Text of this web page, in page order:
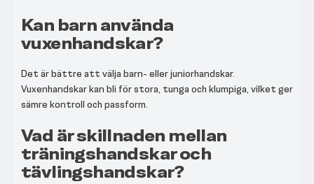
Kan barn använda
vuxenhandskar?
Det är bättre att välja barn- eller juniorhandskar.
Vuxenhandskar kan bli för stora, tunga och klumpiga, vilket ger
sämre kontroll och passform.
Vad är skillnaden mellan
träningshandskar och
tävlingshandskar?